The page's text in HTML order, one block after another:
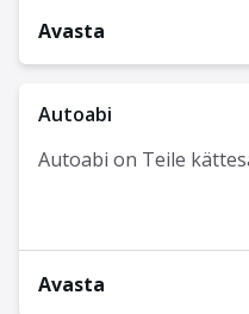
Avasta
Autoabi
Autoabi on Teile
Avasta